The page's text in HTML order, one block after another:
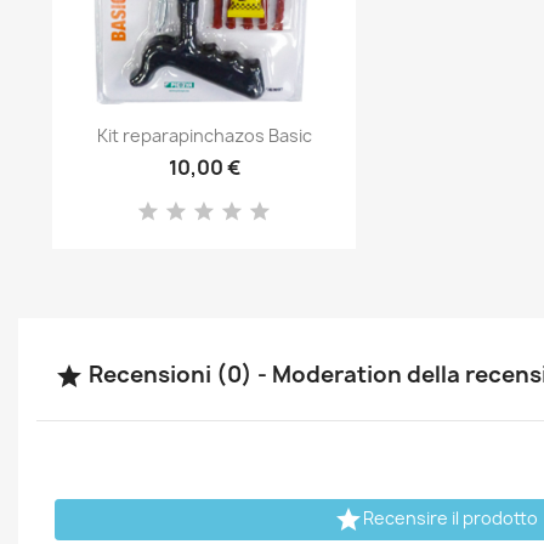
Anteprima
Kit reparapinchazos Basic
10,00 €
 Recensioni (0) - Moderation della
Recensire il prodotto